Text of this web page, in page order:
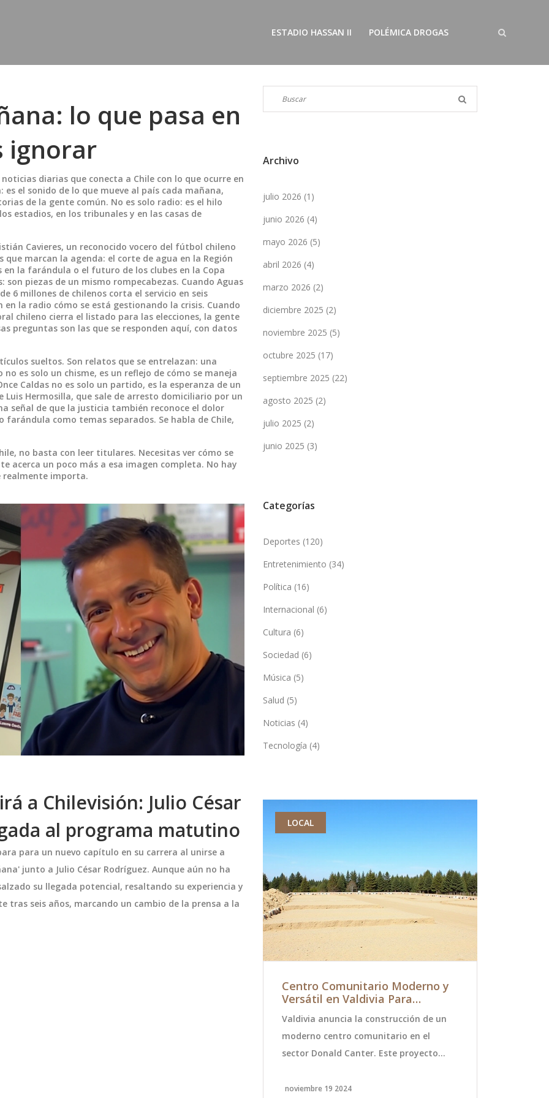
ESTADIO HASSAN II POLÉMICA DROGAS
lo que pasa en
ignorar
noticias diarias que conecta a Chile con lo que ocurre en
es el sonido de lo que mueve al país cada mañana,
de la gente común. No es solo radio: es el hilo
estadios, en los tribunales y en las casas de
Cavieres, un reconocido vocero del fútbol chileno
que marcan la agenda: el corte de agua en la Región
la farándula o el futuro de los clubes en la Copa
piezas de un mismo rompecabezas. Cuando Aguas
6 millones de chilenos corta el servicio en seis
la radio cómo se está gestionando la crisis. Cuando
chileno cierra el listado para las elecciones, la gente
preguntas son las que se responden aquí, con datos
sueltos. Son relatos que se entrelazan: una
es solo un chisme, es un reflejo de cómo se maneja
Caldas no es solo un partido, es la esperanza de un
Luis Hermosilla, que sale de arresto domiciliario por un
señal de que la justicia también reconoce el dolor
como temas separados. Se habla de Chile,
no basta con leer titulares. Necesitas ver cómo se
acerca un poco más a esa imagen completa. No hay
realmente importa.
a Chilevisión: Julio César
al programa matutino
para un nuevo capítulo en su carrera al unirse a
junto a Julio César Rodríguez. Aunque aún no ha
su llegada potencial, resaltando su experiencia y
tras seis años, marcando un cambio de la prensa a la
Archivo
julio 2026 (1)
junio 2026 (4)
mayo 2026 (5)
abril 2026 (4)
marzo 2026 (2)
diciembre 2025 (2)
noviembre 2025 (5)
octubre 2025 (17)
septiembre 2025 (22)
agosto 2025 (2)
julio 2025 (2)
junio 2025 (3)
Categorías
Deportes (120)
Entretenimiento (34)
Política (16)
Internacional (6)
Cultura (6)
Sociedad (6)
Música (5)
Salud (5)
Noticias (4)
Tecnología (4)
LOCAL
Centro Comunitario Moderno y
Versátil en Valdivia Para
Valdivia anuncia la construcción de un
moderno centro comunitario en el
sector Donald Canter. Este proyecto
de instalaciones para deportes, eventos
noviembre 19 2024